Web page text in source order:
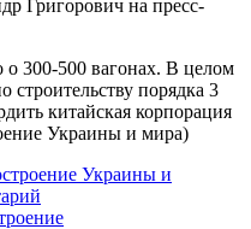
Григорович на пресс-
о 300-500 вагонах. В целом
строительству порядка 3
китайская корпорация
Украины и мира)
Украины и